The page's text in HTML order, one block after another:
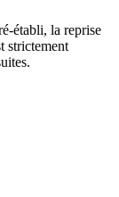
établi, la reprise
strictement